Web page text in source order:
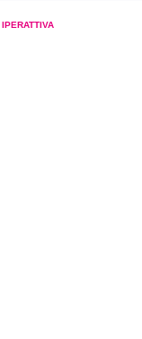
IPERATTIVA